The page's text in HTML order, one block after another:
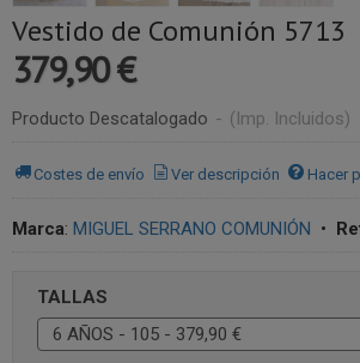
Vestido de Comunión 5713
379,90 €
Producto Descatalogado - (Imp. Incluidos)
Costes de envío Ver descripción Hacer
Marca: MIGUEL SERRANO COMUNIÓN •
TALLAS